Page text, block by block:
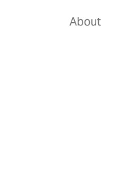
About